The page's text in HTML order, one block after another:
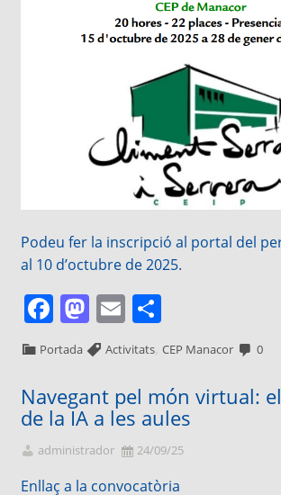
Podeu fer la inscripció al portal del
al 10 d’octubre de 2025.
Facebook
Mastodon
Email
Portada Activitats ,CEP Manacor 0
Navegant pel món virtual:
de la IA a les aules
administrador 24/09/25
Enllaç a la convocatòria